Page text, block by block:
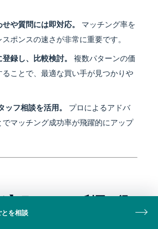
や質問には即対応。
マッチング率を
ポンスの速さが非常に重要です。
録し、比較検討。
複数パターンの価
ことで、最適な買い手が見つかりや
フ相談を活用。
プロによるアドバ
マッチング成功率が飛躍的にアップ
】ラッコM&A利用で得
功率と市場動向のリアル
を相談